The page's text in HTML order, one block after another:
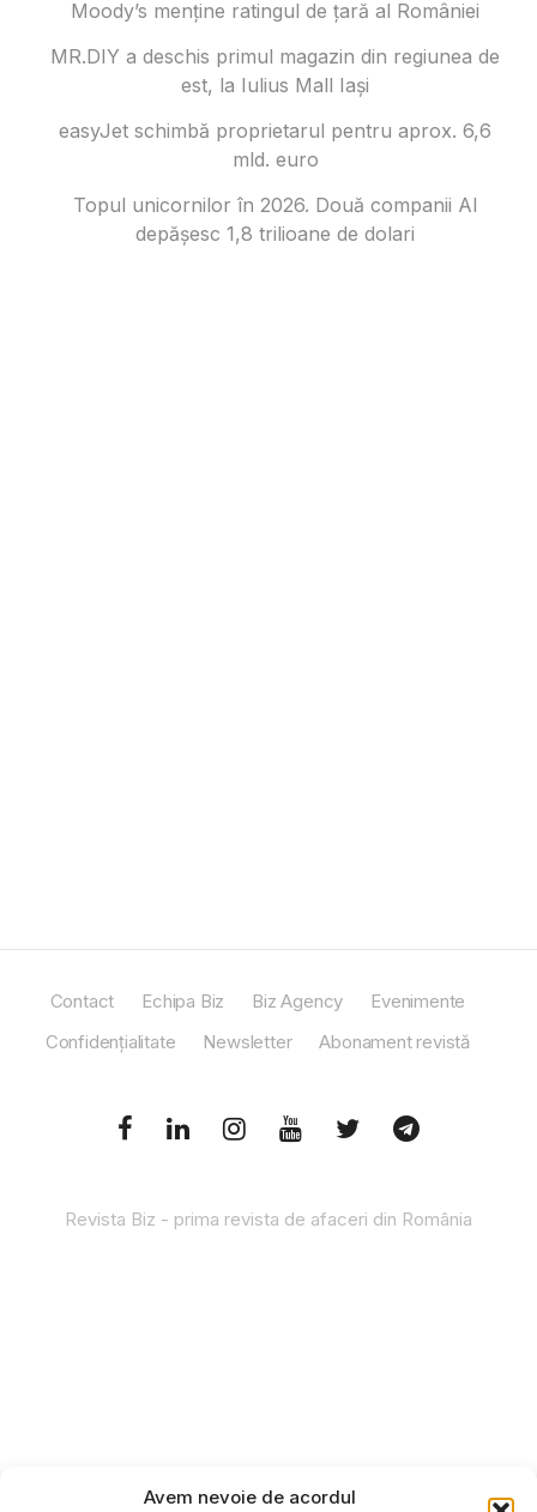
Avem nevoie de acordul
Moody’s menține ratingul de țară al României
MR.DIY a deschis primul magazin din regiunea de
est, la Iulius Mall Iași
easyJet schimbă proprietarul pentru aprox. 6,6
mld. euro
Topul unicornilor în 2026. Două companii AI
depășesc 1,8 trilioane de dolari
Contact Echipa Biz Biz Agency
Evenimente
Confidențialitate
Newsletter Abonament revistă
Revista Biz - prima revista de afaceri din România